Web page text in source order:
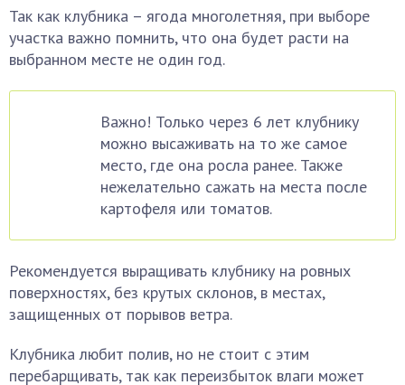
Так как клубника – ягода многолетняя, при выборе
участка важно помнить, что она будет расти на
выбранном месте не один год.
Важно! Только через 6 лет клубнику
можно высаживать на то же самое
место, где она росла ранее. Также
нежелательно сажать на места после
картофеля или томатов.
Рекомендуется выращивать клубнику на ровных
поверхностях, без крутых склонов, в местах,
защищенных от порывов ветра.
Клубника любит полив, но не стоит с этим
перебарщивать, так как переизбыток влаги может